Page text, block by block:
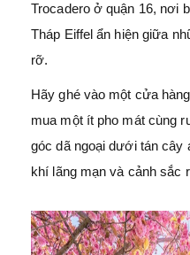
Trocadero ở quận 16, nơi
Tháp Eiffel ẩn hiện giữa
rỡ.
Hãy ghé vào một cửa
mua một ít pho mát cùng
góc dã ngoại dưới tán cây
khí lãng mạn và cảnh sắc